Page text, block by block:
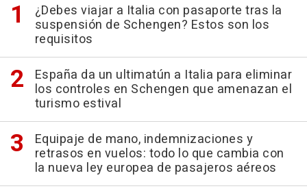
¿Debes viajar a Italia con pasaporte tras la
suspensión de Schengen? Estos son los
requisitos
España da un ultimatún a Italia para eliminar
los controles en Schengen que amenazan el
turismo estival
Equipaje de mano, indemnizaciones y
retrasos en vuelos: todo lo que cambia con
la nueva ley europea de pasajeros aéreos